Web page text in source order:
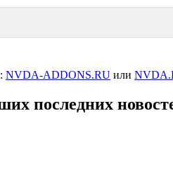
NVDA-ADDONS.RU или
последних